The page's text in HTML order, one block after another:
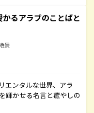
るアラブのことばと
景
エンタルな世界、アラ
輝かせる名言と癒やしの